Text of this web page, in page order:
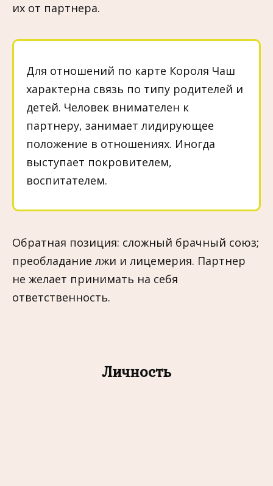
их от партнера.
Для отношений по карте Короля Чаш
характерна связь по типу родителей и
детей. Человек внимателен к
партнеру, занимает лидирующее
положение в отношениях. Иногда
выступает покровителем,
воспитателем.
Обратная позиция: сложный брачный союз;
преобладание лжи и лицемерия. Партнер
не желает принимать на себя
ответственность.
Личность